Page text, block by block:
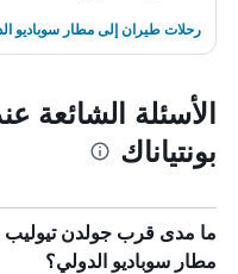
رحلات طيران إلى مطار سوباديو
الأسئلة الشائعة
بونتياناك
ما مدى قرب جولدن تيوليب
مطار سوباديو الدولي؟